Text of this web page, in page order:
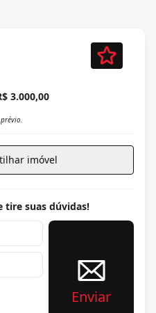
3.000,00
imóvel
tire suas dúvidas!
Enviar